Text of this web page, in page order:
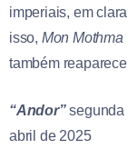
imperiais, em
isso, Mon Mothma
também
“Andor”segunda
abril de 2025